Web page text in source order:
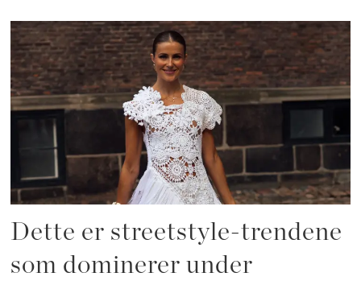
Dette er streetstyle-trendene
som dominerer under